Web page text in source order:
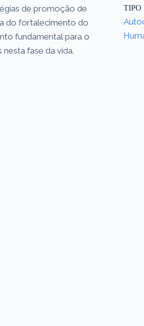
de promoção de
do fortalecimento do
fundamental para o
fase da vida.
TIPO